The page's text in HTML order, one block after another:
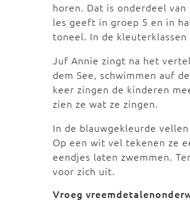
horen. Dat is onderdeel
les geeft in groep 5 en in
toneel. In de
Juf Annie zingt na het
dem See, schwimmen auf
keer zingen de kinderen
zien ze wat ze zingen.
In de blauwgekleurde
Op een wit vel tekenen ze
eendjes laten zwemmen.
voor zich uit.
Vroeg